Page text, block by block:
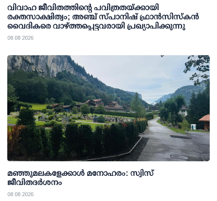
വിവാഹ ജീവിതത്തിന്റെ പവിത്രതയ്ക്കായി
രക്തസാക്ഷിത്വം; അഞ്ച് സ്പാനിഷ് ഫ്രാന്‍സിസ്‌കന്‍
വൈദികരെ വാഴ്ത്തപ്പെട്ടവരായി പ്രഖ്യാപിക്കുന്നു
08 08 2026
മഞ്ഞുമലകളേക്കാൾ മനോഹരം: സ്വിസ്
ജീവിതദർശനം
08 08 2026